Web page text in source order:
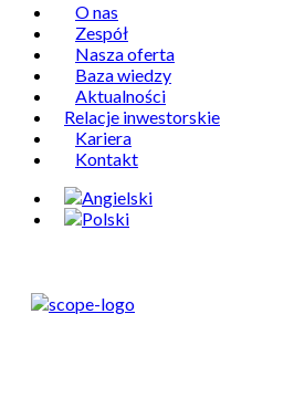
O nas
Zespół
Nasza oferta
Baza wiedzy
Aktualności
Relacje inwestorskie
Kariera
Kontakt